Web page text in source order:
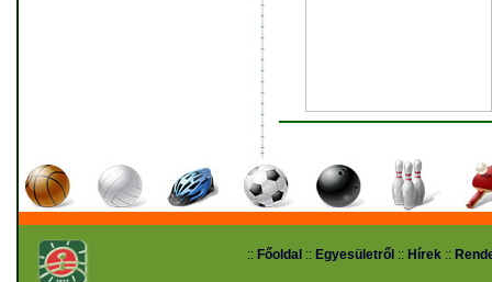
:: Főoldal :: Egyesületről :: Hírek ::